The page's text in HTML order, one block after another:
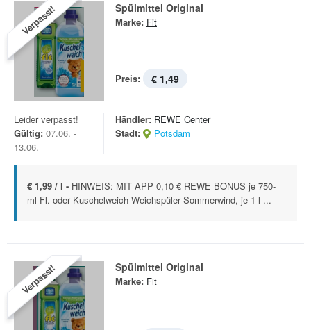
Verpasst! Spülmittel Original
Marke: Fit
Preis: € 1,49
Leider verpasst!
Gültig: 07.06. -
13.06.
Händler: REWE Center
Stadt:
Potsdam
€ 1,99 / l - HINWEIS: MIT APP 0,10 € REWE BONUS je 750-
ml-Fl. oder Kuschelweich Weichspüler Sommerwind, je 1-l-...
Verpasst! Spülmittel Original
Marke: Fit